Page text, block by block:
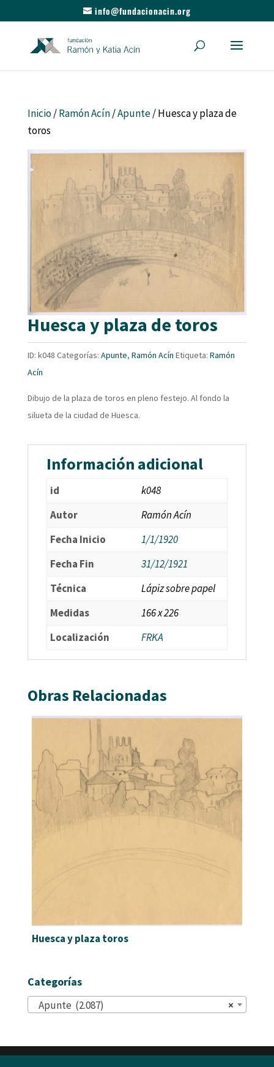
info@fundacionacin.org
Inicio/Ramón Acín/Apunte/ Huesca y plaza de
toros
Huesca y plaza de toros
ID: k048 Categorías: Apunte, Ramón Acín Etiqueta: Ramón
Acín
Dibujo de la plaza de toros en pleno festejo. Al fondo la
silueta de la ciudad de Huesca.
Información adicional
id
k048
Autor
Ramón Acín
Fecha Inicio
1/1/1920
Fecha Fin
31/12/1921
Técnica
Lápiz sobre papel
Medidas
166 x 226
Localización
FRKA
Obras Relacionadas
Huesca y plaza toros
Categorías
×
Apunte (2.087)